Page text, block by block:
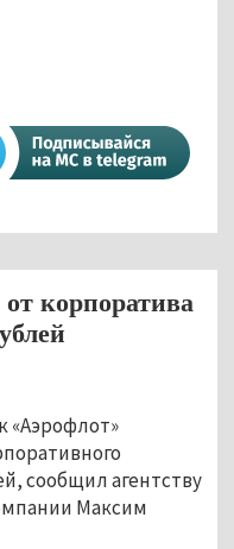
корпоратива
«Аэрофлот»
сообщил агентству
Максим